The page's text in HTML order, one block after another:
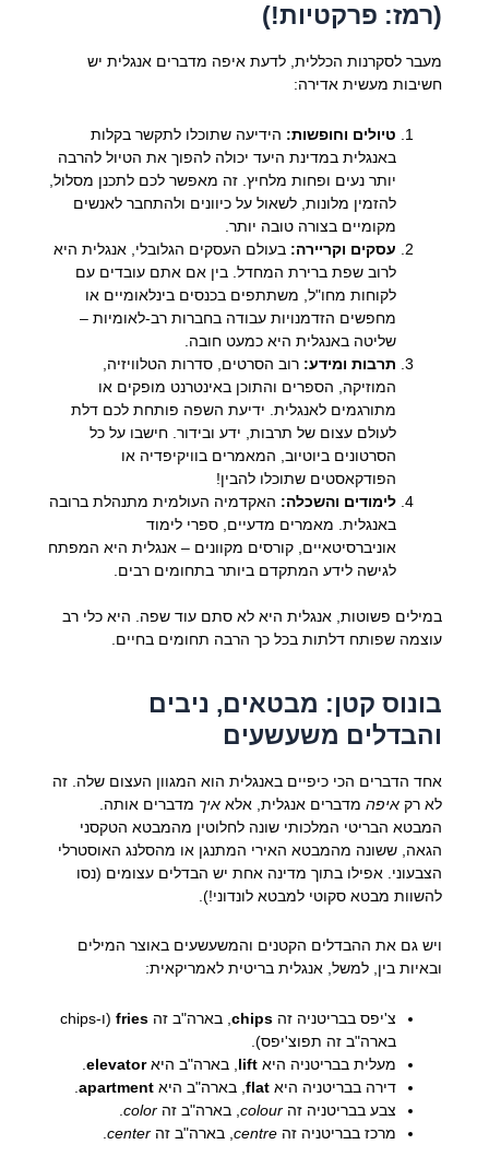
(רמז: פרקטיות!)
מעבר לסקרנות הכללית, לדעת איפה מדברים אנגלית יש
חשיבות מעשית אדירה:
טיולים וחופשות: הידיעה שתוכלו לתקשר בקלות
באנגלית במדינת היעד יכולה להפוך את הטיול להרבה
יותר נעים ופחות מלחיץ. זה מאפשר לכם לתכנן מסלול,
להזמין מלונות, לשאול על כיוונים ולהתחבר לאנשים
מקומיים בצורה טובה יותר.
עסקים וקריירה: בעולם העסקים הגלובלי, אנגלית היא
לרוב שפת ברירת המחדל. בין אם אתם עובדים עם
לקוחות מחו"ל, משתתפים בכנסים בינלאומיים או
מחפשים הזדמנויות עבודה בחברות רב-לאומיות –
שליטה באנגלית היא כמעט חובה.
תרבות ומידע: רוב הסרטים, סדרות הטלוויזיה,
המוזיקה, הספרים והתוכן באינטרנט מופקים או
מתורגמים לאנגלית. ידיעת השפה פותחת לכם דלת
לעולם עצום של תרבות, ידע ובידור. חישבו על כל
הסרטונים ביוטיוב, המאמרים בוויקיפדיה או
הפודקאסטים שתוכלו להבין!
לימודים והשכלה: האקדמיה העולמית מתנהלת ברובה
באנגלית. מאמרים מדעיים, ספרי לימוד
אוניברסיטאיים, קורסים מקוונים – אנגלית היא המפתח
לגישה לידע המתקדם ביותר בתחומים רבים.
במילים פשוטות, אנגלית היא לא סתם עוד שפה. היא כלי רב
עוצמה שפותח דלתות בכל כך הרבה תחומים בחיים.
בונוס קטן: מבטאים, ניבים
והבדלים משעשעים
אחד הדברים הכי כיפיים באנגלית הוא המגוון העצום שלה. זה
לא רק איפהמדברים אנגלית, אלא איך מדברים אותה.
המבטא הבריטי המלכותי שונה לחלוטין מהמבטא הטקסני
הגאה, ששונה מהמבטא האירי המתנגן או מהסלנג האוסטרלי
הצבעוני. אפילו בתוך מדינה אחת יש הבדלים עצומים (נסו
להשוות מבטא סקוטי למבטא לונדוני!).
ויש גם את ההבדלים הקטנים והמשעשעים באוצר המילים
ובאיות בין, למשל, אנגלית בריטית לאמריקאית:
צ'יפס בבריטניה זה chips, בארה"ב זה fries
(ו-chips
בארה"ב זה תפוצ'יפס).
מעלית בבריטניה היא lift , בארה"ב היאelevator
.
דירה בבריטניה היא flat, בארה"ב היא apartment
.
צבע בבריטניה זה colour, בארה"ב זה color
.
מרכז בבריטניה זה centre, בארה"ב זה center
.